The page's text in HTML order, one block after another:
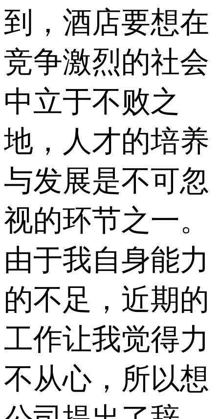
到，酒店要想在
竞争激烈的社会
中立于不败之
地，人才的培养
与发展是不可忽
视的环节之一。
由于我自身能力
的不足，近期的
工作让我觉得力
不从心，所以想